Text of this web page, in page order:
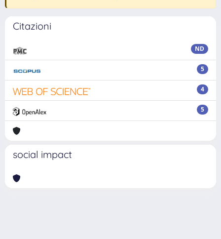
Citazioni
ND
5
4
5
social impact